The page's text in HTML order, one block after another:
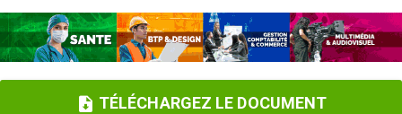
TÉLÉCHARGEZ LE DOCUMENT